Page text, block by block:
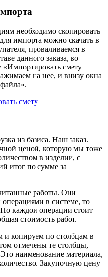
необходимо скопировать
импорта можно скачать в
проваливаемся в
данного заказа, во
«Импортировать смету
на нее, и внизу окна
из базиса. Наш заказ.
ценой, которую мы тоже
в изделии, с
итог по сумме за
работы. Они
в системе, то
По каждой операции стоит
стоимость работ.
и копируем по столбцам в
отмечены те столбцы,
наименование материала,
Закупочную цену